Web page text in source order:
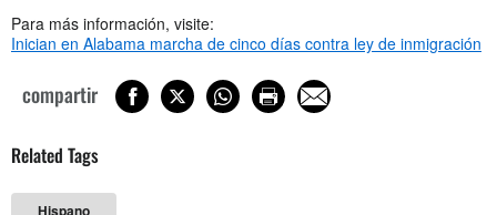
Para más información, visite:
Inician en Alabama marcha de cinco días contra ley de inmigración
compartir
Related Tags
Hispano